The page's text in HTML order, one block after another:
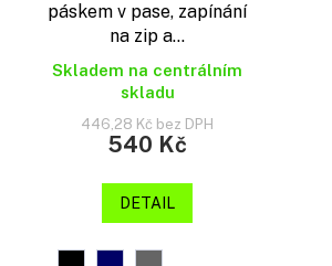
páskem v pase, zapínání
na zip a...
Skladem na centrálním
skladu
446,28 Kč bez DPH
540 Kč
DETAIL